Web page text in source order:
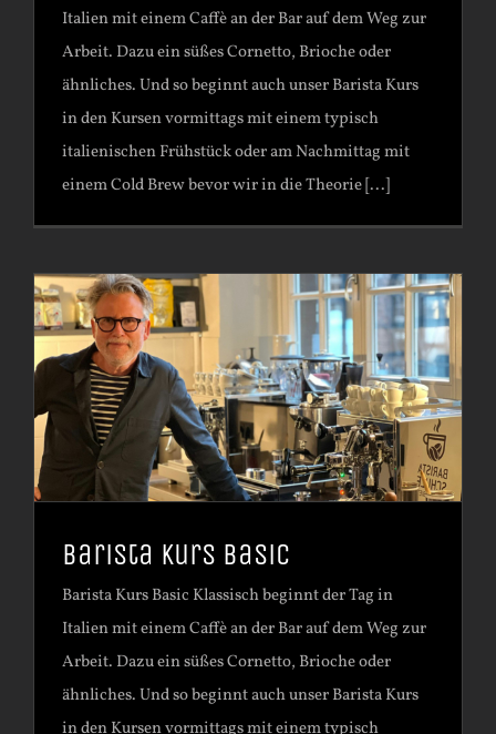
Italien mit einem Caffè an der Bar auf dem Weg zur
Arbeit. Dazu ein süßes Cornetto, Brioche oder
ähnliches. Und so beginnt auch unser Barista Kurs
in den Kursen vormittags mit einem typisch
italienischen Frühstück oder am Nachmittag mit
einem Cold Brew bevor wir in die Theorie [...]
Barista Kurs Basic
Barista Kurs Basic Klassisch beginnt der Tag in
Italien mit einem Caffè an der Bar auf dem Weg zur
Arbeit. Dazu ein süßes Cornetto, Brioche oder
ähnliches. Und so beginnt auch unser Barista Kurs
in den Kursen vormittags mit einem typisch